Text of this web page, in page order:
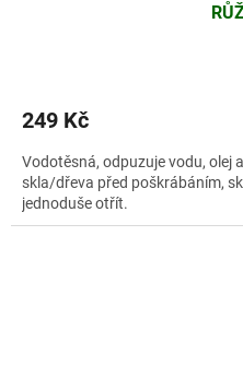
249 Kč
Vodotěsná, odpuzuje vodu, olej
skla/dřeva před poškrábáním,
jednoduše otřít.